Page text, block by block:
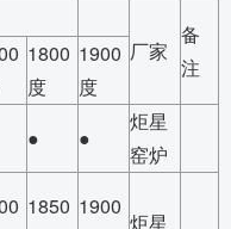
厂家
备
注
1800
度
1900
度
● ●
炬星
窑炉
1850 1900
炬星